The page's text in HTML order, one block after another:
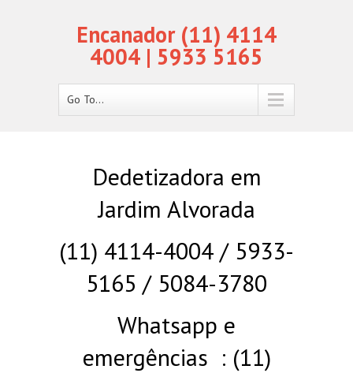
Encanador (11) 4114
4004 | 5933 5165
Go To...
Dedetizadora em
Jardim Alvorada
(11) 4114-4004 / 5933-
5165 / 5084-3780
Whatsapp e
emergências : (11)